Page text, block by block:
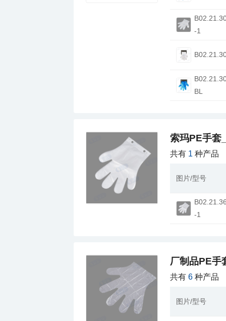
-1
BL
索玛PE手套
共有 1 种产品
图片/型号
-1
厂制品PE手
共有6 种产品
图片/型号